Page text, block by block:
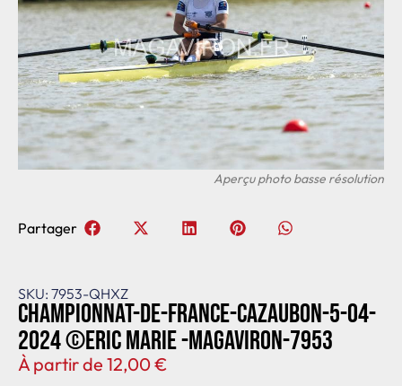
SKU: 7953-QHXZ
Championnat-de-France-Cazaubon-5-04-
2024 ©Eric Marie -MagAviron-7953
À partir de 12,00€
Partager